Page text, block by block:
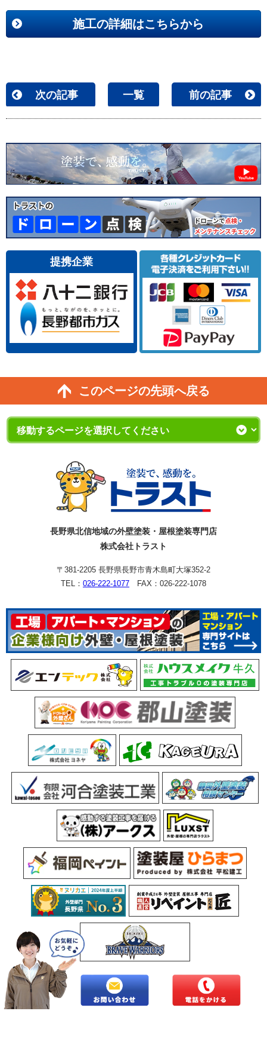
施工の詳細はこちらから
次の記事 一覧 前の記事
提携企業
このページの先頭へ戻る
長野県北信地域の外壁塗装・屋根塗装専門店
株式会社トラスト
〒381-2205 長野県長野市青木島町大塚352-2
TEL： 026-222-1077 FAX：026-222-1078
Copyright © 2026 長野県北信地域の外壁塗装・屋根塗装専門店株式会社
トラスト.All Rights Reserved.